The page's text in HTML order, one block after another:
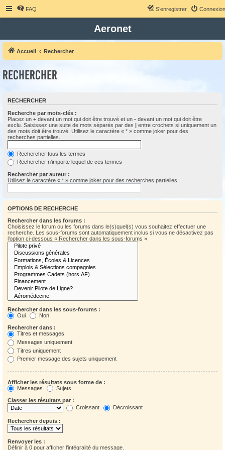
FAQ Connexion
S’enregistrer
Aeronet
Accueil Rechercher
Rechercher
RECHERCHER
Recherche par mots-clés :
Placez un + devant un mot qui doit être trouvé et un - devant un mot qui doit être
exclu. Saisissez une suite de mots séparés par des | entre crochets si uniquement un
des mots doit être trouvé. Utilisez le caractère « * » comme joker pour des
recherches partielles.
Rechercher tous les termes
Rechercher n’importe lequel de ces termes
Rechercher par auteur :
Utilisez le caractère « * » comme joker pour des recherches partielles.
OPTIONS DE RECHERCHE
Rechercher dans les forums :
Choisissez le forum ou les forums dans le(s)quel(s) vous souhaitez effectuer une
recherche. Les sous-forums sont automatiquement inclus si vous ne désactivez pas
l’option ci-dessous « Rechercher dans les sous-forums ».
Rechercher dans les sous-forums :
Oui
Non
Rechercher dans :
Titres et messages
Messages uniquement
Titres uniquement
Premier message des sujets uniquement
Afficher les résultats sous forme de :
Messages
Sujets
Classer les résultats par :
Croissant
Décroissant
Rechercher depuis :
Renvoyer les :
Définir à 0 pour afficher l’intégralité du message.